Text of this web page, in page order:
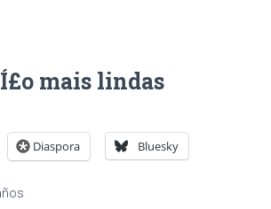
mais lindas
Diaspora Bluesky